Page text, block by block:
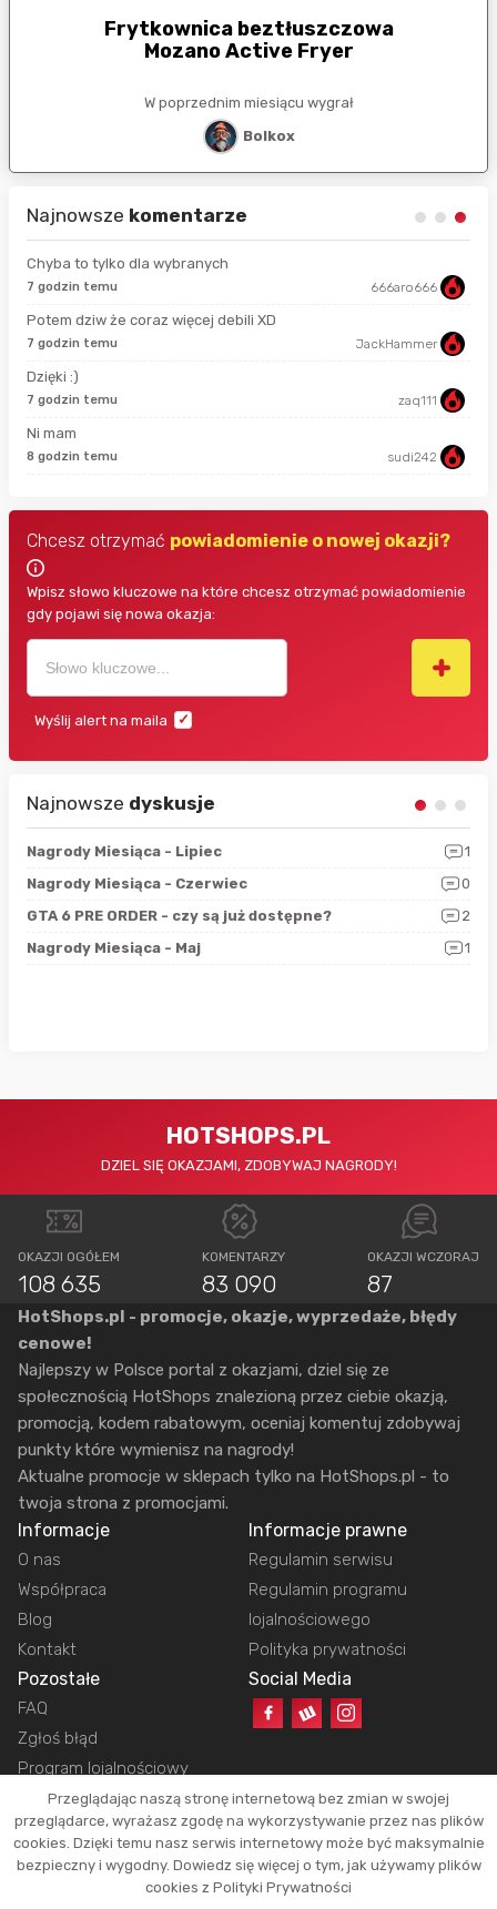
Frytkownica beztłuszczowa
Mozano Active Fryer
W poprzednim miesiącu wygrał
Bolkox
Najnowsze komentarze
Chyba to tylko dla wybranych
7 godzin temu 666aro666
Potem dziw że coraz więcej debili XD
7 godzin temu JackHammer
Dzięki :)
7 godzin temu zaq111
Ni mam
8 godzin temu sudi242
Chcesz otrzymać powiadomienie o nowej okazji?
Wpisz słowo kluczowe na które chcesz otrzymać powiadomienie
gdy pojawi się nowa okazja:
Wyślij alert na maila
Najnowsze dyskusje
Nagrody Miesiąca - Lipiec
1
Nagrody Miesiąca - Czerwiec
0
GTA 6 PRE ORDER - czy są już dostępne?
2
Nagrody Miesiąca - Maj
1
HOTSHOPS.PL
DZIEL SIĘ OKAZJAMI, ZDOBYWAJ NAGRODY!
OKAZJI OGÓŁEM
108 635
KOMENTARZY
83 090
OKAZJI WCZORAJ
87
HotShops.pl - promocje, okazje, wyprzedaże, błędy
cenowe!
Najlepszy w Polsce portal z okazjami, dziel się ze
społecznością HotShops znalezioną przez ciebie okazją,
promocją, kodem rabatowym, oceniaj komentuj zdobywaj
punkty które wymienisz na nagrody!
Aktualne promocje w sklepach tylko na HotShops.pl - to
twoja strona z promocjami.
Informacje
O nas
Współpraca
Blog
Kontakt
Informacje prawne
Regulamin serwisu
Regulamin programu
lojalnościowego
Polityka prywatności
Pozostałe
FAQ
Zgłoś błąd
Program lojalnościowy
Social Media
Copyright © 2026 HotShops.pl - Wszelkie prawa zastrzeżone.
Jako partnerzy możemy otrzymać prowizję za dokonanie zakupów z naszych
linków. Dzięki temu jesteśmy w stanie utrzymać działanie naszego portalu.
Przeglądając naszą stronę internetową bez zmian w swojej
przeglądarce, wyrażasz zgodę na wykorzystywanie przez nas plików
cookies. Dzięki temu nasz serwis internetowy może być maksymalnie
bezpieczny i wygodny. Dowiedz się więcej o tym, jak używamy plików
cookies z Polityki Prywatności